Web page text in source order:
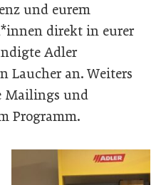
und eurem
direkt in eurer
Adler
Laucher an. Weiters
Mailings und
Programm.